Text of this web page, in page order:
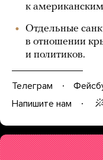
к
Отдельные
в отношении
и политиков.
Телеграм
Напишите нам